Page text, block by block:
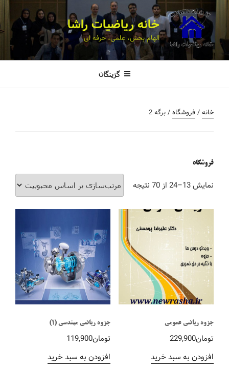
خانه ریاضیات راشا
الهام بخش، علمی، حرفه ای
گزینگان
خانه/ فروشگاه/ برگه 2
فروشگاه
نمایش 13–24 از 70 نتیجه
جزوه ریاضی عمومی
تومان229,900
افزودن به سبد خرید
جزوه ریاضی مهندسی (1)
تومان119,900
افزودن به سبد خرید